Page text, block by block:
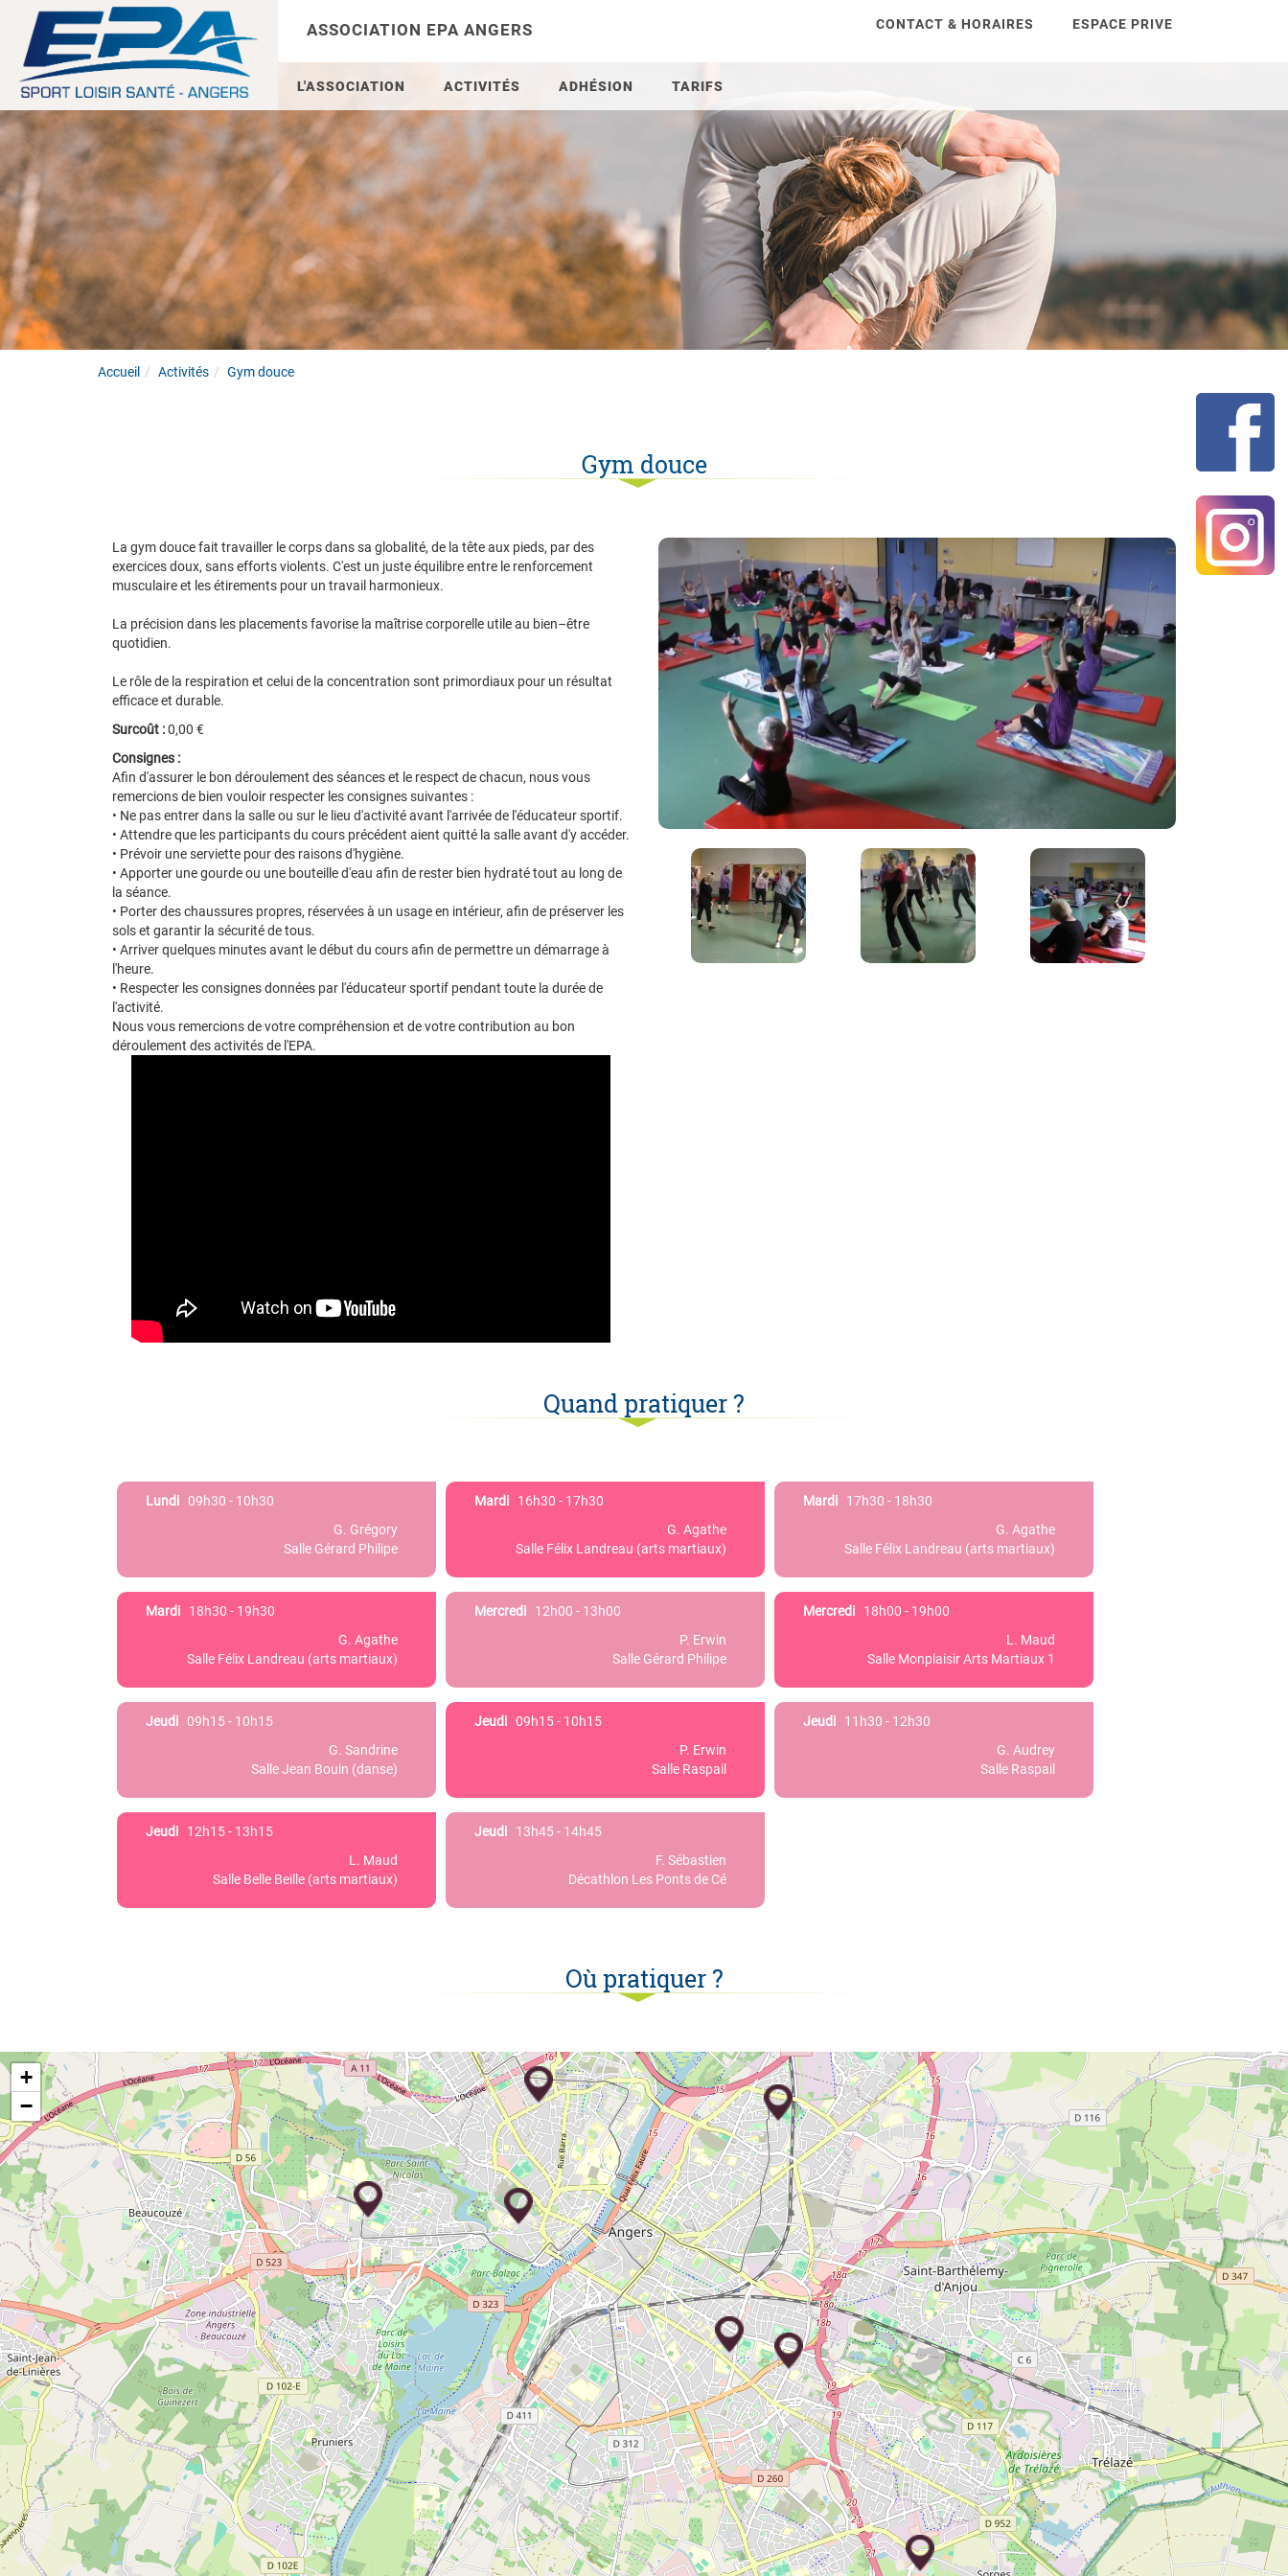
ASSOCIATION EPA ANGERS ESPACE PRIVE
CONTACT & HORAIRES
L'ASSOCIATION ACTIVITÉS ADHÉSION TARIFS
Accueil Activités Gym douce
Gym douce
La gym douce fait travailler le corps dans sa globalité, de la tête aux pieds, par des
exercices doux, sans efforts violents. C'est un juste équilibre entre le renforcement
musculaire et les étirements pour un travail harmonieux.
La précision dans les placements favorise la maîtrise corporelle utile au bien–être
quotidien.
Le rôle de la respiration et celui de la concentration sont primordiaux pour un résultat
efficace et durable.
Surcoût :0,00 €
Consignes :
Afin d'assurer le bon déroulement des séances et le respect de chacun, nous vous
remercions de bien vouloir respecter les consignes suivantes :
• Ne pas entrer dans la salle ou sur le lieu d'activité avant l'arrivée de l'éducateur sportif.
• Attendre que les participants du cours précédent aient quitté la salle avant d'y accéder.
• Prévoir une serviette pour des raisons d'hygiène.
• Apporter une gourde ou une bouteille d'eau afin de rester bien hydraté tout au long de
la séance.
• Porter des chaussures propres, réservées à un usage en intérieur, afin de préserver les
sols et garantir la sécurité de tous.
• Arriver quelques minutes avant le début du cours afin de permettre un démarrage à
l'heure.
• Respecter les consignes données par l'éducateur sportif pendant toute la durée de
l'activité.
Nous vous remercions de votre compréhension et de votre contribution au bon
déroulement des activités de l'EPA.
Quand pratiquer ?
Lundi 09h30 - 10h30
G. Grégory
Salle Gérard Philipe
Mardi 16h30 - 17h30
G. Agathe
Salle Félix Landreau (arts martiaux)
Mardi 17h30 - 18h30
G. Agathe
Salle Félix Landreau (arts martiaux)
Mardi 18h30 - 19h30
G. Agathe
Salle Félix Landreau (arts martiaux)
Mercredi 12h00 - 13h00
P. Erwin
Salle Gérard Philipe
Mercredi 18h00 - 19h00
L. Maud
Salle Monplaisir Arts Martiaux 1
Jeudi 09h15 - 10h15
G. Sandrine
Salle Jean Bouin (danse)
Jeudi 09h15 - 10h15
P. Erwin
Salle Raspail
Jeudi 11h30 - 12h30
G. Audrey
Salle Raspail
Jeudi 12h15 - 13h15
L. Maud
Salle Belle Beille (arts martiaux)
Jeudi 13h45 - 14h45
F. Sébastien
Décathlon Les Ponts de Cé
Où pratiquer ?
+
−